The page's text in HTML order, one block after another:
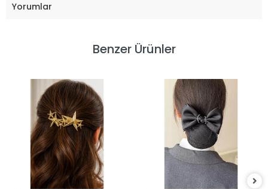
Yorumlar
Benzer Ürünler